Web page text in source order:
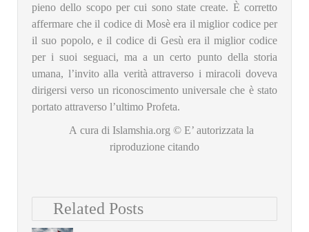
pieno dello scopo per cui sono state create. È corretto
affermare che il codice di Mosè era il miglior codice per
il suo popolo, e il codice di Gesù era il miglior codice
per i suoi seguaci, ma a un certo punto della storia
umana, l’invito alla verità attraverso i miracoli doveva
dirigersi verso un riconoscimento universale che è stato
portato attraverso l’ultimo Profeta.
A cura di Islamshia.org © E’ autorizzata la
riproduzione citando
Related Posts